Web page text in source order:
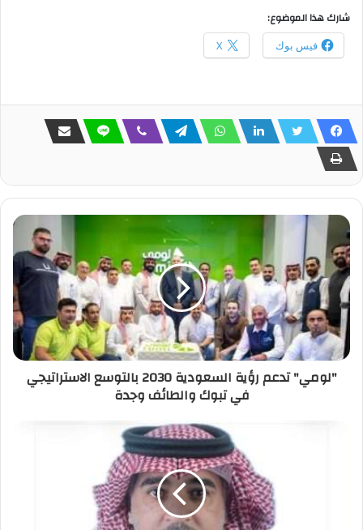
شارك هذا الموضوع:
فيس بوك X
"لومي" تدعم رؤية السعودية 2030 بالتوسع الاستراتيجي
في تبوك والطائف وجدة